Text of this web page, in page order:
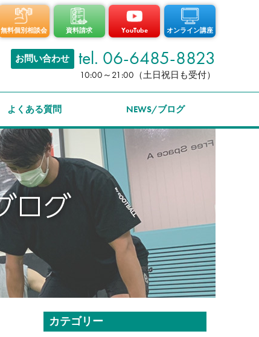
無料個別相談会 資料請求 YouTube オンライン講座
お問い合わせ tel. 06-6485-8823
10:00～21:00（土日祝日も受付）
よくある質問 NEWS/ブログ
カテゴリー